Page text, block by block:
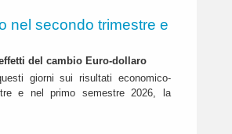
nel secondo trimestre e
del cambio Euro-dollaro
giorni sui risultati economico-
e nel primo semestre 2026, la